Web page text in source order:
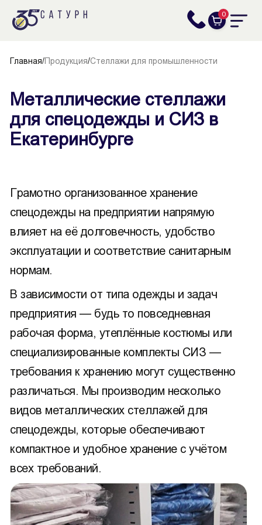
0
Главная/Продукция/Стеллажи для промышленности
Металлические стеллажи
для спецодежды и СИЗ в
Екатеринбурге
Грамотно организованное хранение
спецодежды на предприятии напрямую
влияет на её долговечность, удобство
эксплуатации и соответствие санитарным
нормам.
В зависимости от типа одежды и задач
предприятия — будь то повседневная
рабочая форма, утеплённые костюмы или
специализированные комплекты СИЗ —
требования к хранению могут существенно
различаться. Мы производим несколько
видов металлических стеллажей для
спецодежды, которые обеспечивают
компактное и удобное хранение с учётом
всех требований.